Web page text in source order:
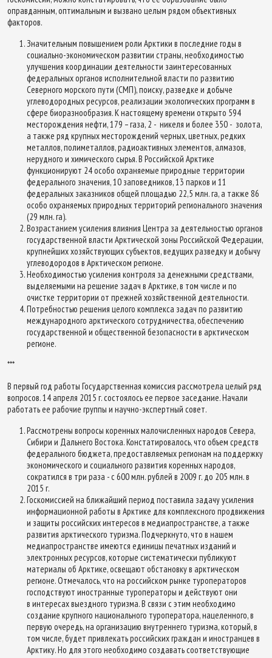
оправданным, оптимальным и вызвано целым рядом объективных
факторов.
Значительным повышением роли Арктики в последние годы в
социально-экономическом развитии страны, необходимостью
улучшения координации деятельности заинтересованных
федеральных органов исполнительной власти по развитию
Северного морского пути (СМП), поиску, разведке и добыче
углеводородных ресурсов, реализации экологических программ в
сфере биоразнообразия. К настоящему времени открыто 594
месторождения нефти, 179 – газа, 2 - никеля и более 350 - золота,
а также ряд крупных месторождений черных, цветных, редких
металлов, полиметаллов, радиоактивных элементов, алмазов,
нерудного и химического сырья. В Российской Арктике
функционируют 24 особо охраняемые природные территории
федерального значения, 10 заповедников, 13 парков и 11
федеральных заказников общей площадью 22,5 млн. га, а также 86
особо охраняемых природных территорий регионального значения
(29 млн. га).
Возрастанием усиления влияния Центра за деятельностью органов
государственной власти Арктической зоны Российской Федерации,
крупнейших хозяйствующих субъектов, ведущих разведку и добычу
углеводородов в Арктическом регионе.
Необходимостью усиления контроля за денежными средствами,
выделяемыми на решение задач в Арктике, в том числе и по
очистке территории от прежней хозяйственной деятельности.
Потребностью решения целого комплекса задач по развитию
международного арктического сотрудничества, обеспечению
государственной и общественной безопасности в арктическом
регионе.
***
В первый год работы Государственная комиссия рассмотрела целый ряд
вопросов. 14 апреля 2015 г. состоялось ее первое заседание. Начали
работать ее рабочие группы и научно-экспертный совет.
Рассмотрены вопросы коренных малочисленных народов Севера,
Сибири и Дальнего Востока. Констатировалось, что объем средств
федерального бюджета, предоставляемых регионам на поддержку
экономического и социального развития коренных народов,
сократился в три раза - с 600 млн. рублей в 2009 г. до 205 млн. в
2015 г.
Госкомиссией на ближайший период поставила задачу усиления
информационной работы в Арктике для комплексного продвижения
и защиты российских интересов в медиапространстве, а также
развития арктического туризма. Подчеркнуто, что в нашем
медиапространстве имеются единицы печатных изданий и
электронных ресурсов, которые систематически публикуют
материалы об Арктике, освещают обстановку в арктическом
регионе. Отмечалось, что на российском рынке туроператоров
господствуют иностранные туроператоры и действуют они
в интересах выездного туризма. В связи с этим необходимо
создание крупного национального туроператора, нацеленного, в
первую очередь, на организацию внутреннего туризма, который, в
том числе, будет привлекать российских граждан и иностранцев в
Арктику. Но для этого необходимо создавать соответствующие